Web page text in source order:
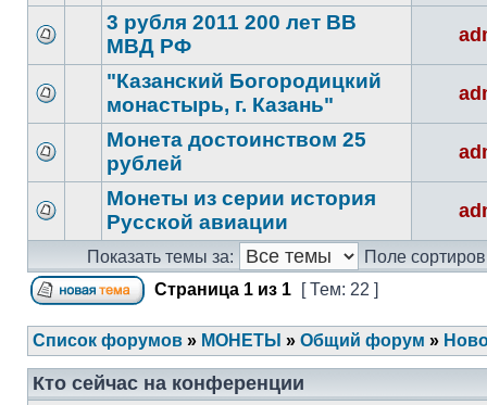
3 рубля 2011 200 лет ВВ
МВД РФ
"Казанский Богородицкий
монастырь, г. Казань"
Монета достоинством 25
рублей
Монеты из серии история
Русской авиации
Показать темы за:
Поле
Страница 1 из 1 [ Тем: 22 ]
Список форумов » МОНЕТЫ » Общий форум »
Кто сейчас на конференции